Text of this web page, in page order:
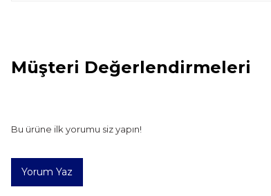
Bu ürünün fiyat bilgisi, resim, ürün
Görüş ve önerileriniz için teşekkür ederiz.
Ürün açıklamasında eksik bilgiler bulunuyor.
Ürün fiyatı diğer sitelerden daha pahalı.
Bu ürüne benzer farklı alternatifler olmalı.
Müşteri Değerlendirmeleri
Bu ürüne ilk yorumu siz yapın!
Yorum Yaz